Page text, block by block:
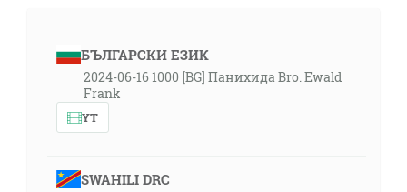
БЪЛГАРСКИ ЕЗИК
2024-06-16 1000 [BG] Панихида Bro. Ewald
Frank
YT
SWAHILI DRC